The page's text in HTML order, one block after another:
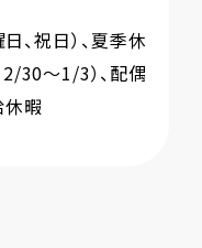
、祝日）、夏季休
30～1/3）、配偶
休暇